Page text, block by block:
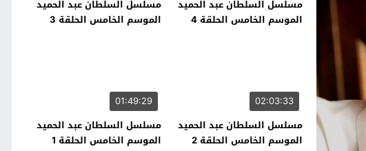
مسلسل السلطان عبد الحميد
الموسم الخامس الحلقة 4
مسلسل السلطان عبد الحميد
الموسم الخامس الحلقة 3
02:03:33
مسلسل السلطان عبد الحميد
الموسم الخامس الحلقة 2
01:49:29
مسلسل السلطان عبد الحميد
الموسم الخامس الحلقة 1